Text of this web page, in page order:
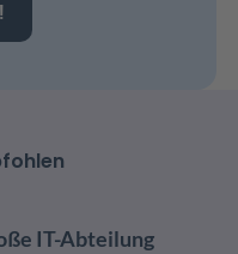
IT-Abteilung